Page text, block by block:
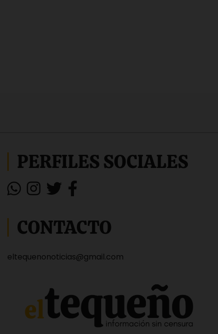
PERFILES SOCIALES
CONTACTO
eltequenonoticias@gmail.com